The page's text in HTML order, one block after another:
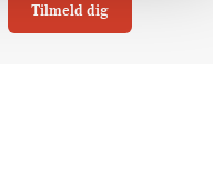
Tilmeld dig